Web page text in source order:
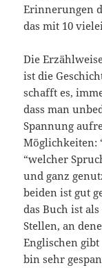
Erinnerungen
das mit 10
Die
ist die
schafft es,
dass man
Spannung
Möglichkeiten:
“welcher
und ganz
beiden ist gut
das Buch ist
Stellen, an
Englischen
bin sehr